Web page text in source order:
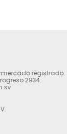
registrado.
2934.